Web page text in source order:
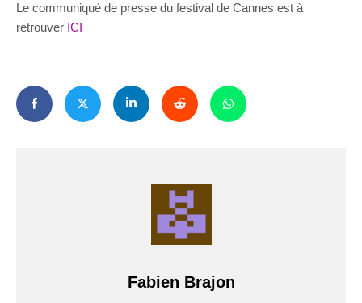
Le communiqué de presse du festival de Cannes est à
retrouver ICI
Fabien Brajon